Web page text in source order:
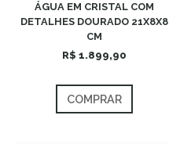
ÁGUA EM CRISTAL COM
DETALHES DOURADO 21X8X8
CM
R$ 1.899,90
COMPRAR